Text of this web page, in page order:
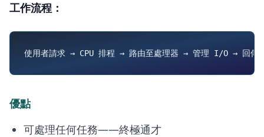
工作流程：
優點
可處理任何任務——終極通才